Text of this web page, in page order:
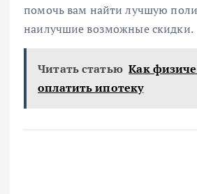
помочь вам найти лучшую
наилучшие возможные скидки.
Читать статью Как
оплатить ипотеку